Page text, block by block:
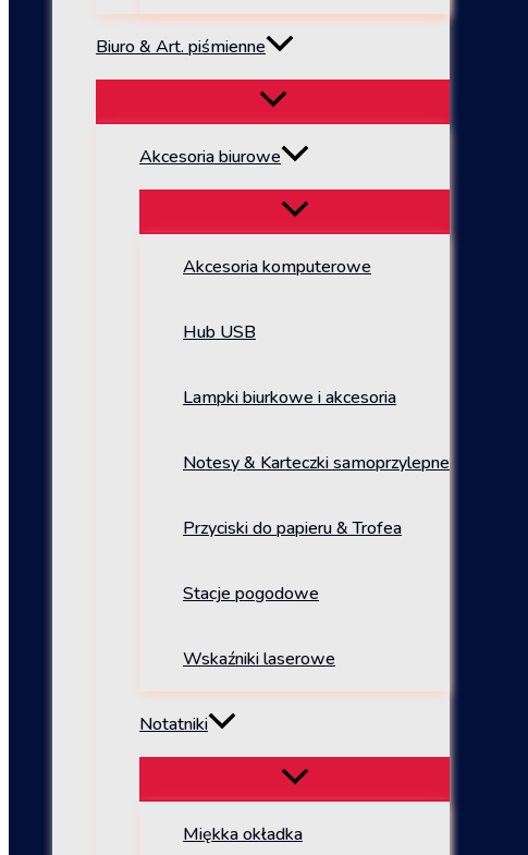
Biuro & Art. piśmienne
Akcesoria biurowe
Akcesoria komputerowe
Hub USB
Lampki biurkowe i akcesoria
Notesy & Karteczki samoprzylepne
Przyciski do papieru & Trofea
Stacje pogodowe
Wskaźniki laserowe
Notatniki
Miękka okładka